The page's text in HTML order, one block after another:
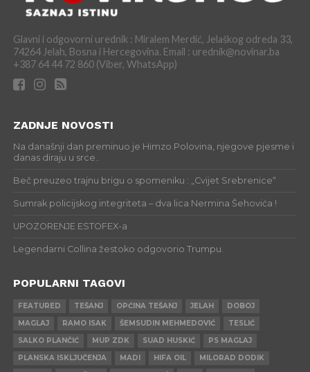
Glavni i odgovorni urednik : Miralem Merdić, Jelaškog odreda 33,
74264 Jelah, Bosna i Hercegovina. Email : urednik@novinar.ba
+387 64 44 72 860 (Viber, WhatsApp)
ZADNJE NOVOSTI
Na današnji dan preminuo je Himzo Polovina, njegove pjesme i
danas diraju u srce..
Beč preuzeo trajnu brigu o spomeniku : „Cvijet Srebrenice“
Sumrak policijskog integriteta – dva lica Nermina Šehovića !
UPOZORENJE ESTOFEX-a
Legendarni Collina žestoko odgovorio Trumpu.
POPULARNI TAGOVI
FEATURED TEŠANJ OPĆINA TEŠANJ JELAH
DOBOJ
MAGLAJ
RAMO ISAK ŠEMSUDIN MEHMEDOVIĆ
TESLIĆ
SALKO PLANČIĆ
MUP ZDK SUAD HUSKIĆ
PS MAGLAJ
PLANSKA ISKLJUČENJA
MADI HIFA OIL
MILORAD DODIK